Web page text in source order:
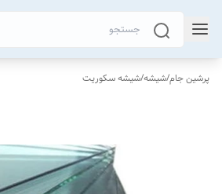
پرشین جام/شیشه/شیشه سکوریت